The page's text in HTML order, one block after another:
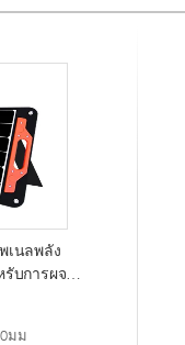
เนลพลัง
บการผจญ
มม